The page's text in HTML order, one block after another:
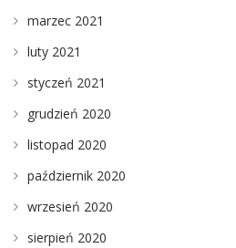
marzec 2021
luty 2021
styczeń 2021
grudzień 2020
listopad 2020
październik 2020
wrzesień 2020
sierpień 2020